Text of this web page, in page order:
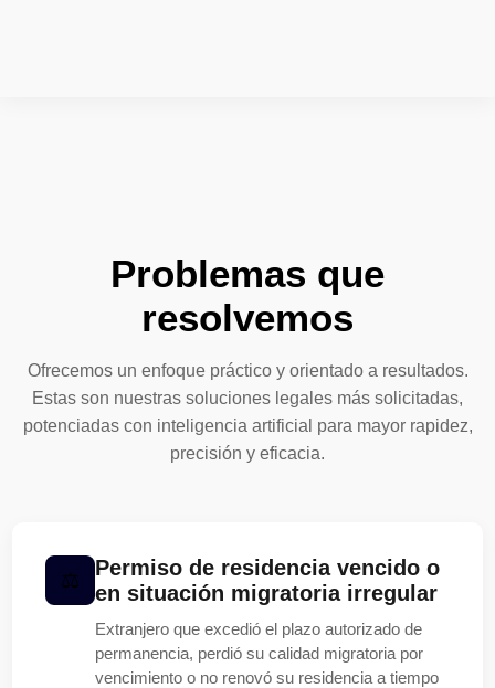
Problemas que
resolvemos
Ofrecemos un enfoque práctico y orientado a resultados.
Estas son nuestras soluciones legales más solicitadas,
potenciadas con inteligencia artificial para mayor rapidez,
precisión y eficacia.
Permiso de residencia vencido o
en situación migratoria irregular
Extranjero que excedió el plazo autorizado de
permanencia, perdió su calidad migratoria por
vencimiento o no renovó su residencia a tiempo